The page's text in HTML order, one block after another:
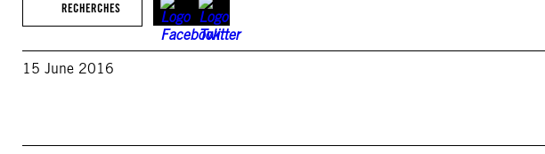
RECHERCHES
15 June 2016